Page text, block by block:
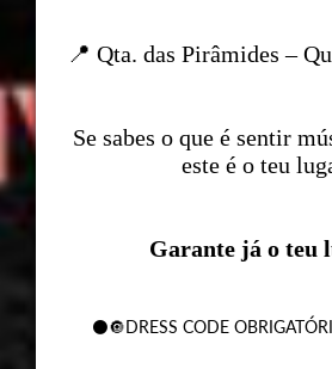
📍 Qta. das Pirâmides –
Se sabes o que é sentir
este é o teu
Garante já o teu
⚫️🔘DRESS CODE